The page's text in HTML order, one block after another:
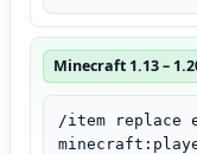
Minecraft 1.13 –
/item replace